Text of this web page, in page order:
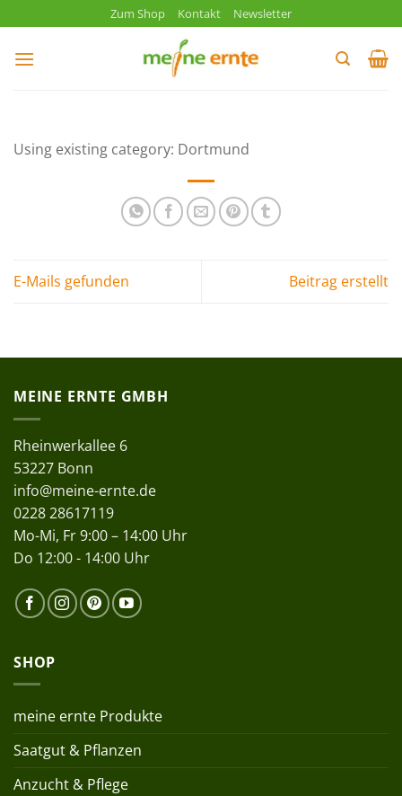
Inhalt
springen
Zum Shop Kontakt Newsletter
Using existing category: Dortmund
E-Mails gefunden Beitrag erstellt
MEINE ERNTE GMBH
Rheinwerkallee 6
53227 Bonn
info@meine-ernte.de
0228 28617119
Mo-Mi, Fr 9:00 – 14:00 Uhr
Do 12:00 - 14:00 Uhr
SHOP
meine ernte Produkte
Saatgut & Pflanzen
Anzucht & Pflege